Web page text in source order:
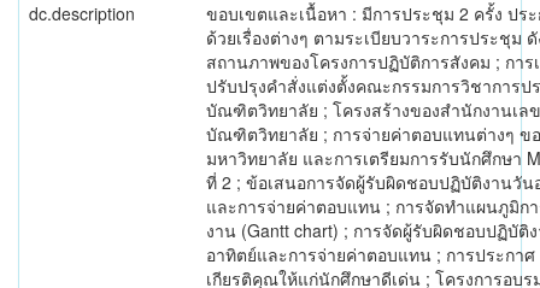
dc.description
ขอบเขตและเนื้อหา : มีการประชุม 2 ครั้ง ปร
ด้วยเรื่องต่างๆ ตามระเบียบวาระการประชุม
สถานภาพของโครงการปฏิบัติการสังคม ; การ
ปรับปรุงคำสั่งแต่งตั้งคณะกรรมการวิชาการป
บัณฑิตวิทยาลัย ; โครงสร้างของสำนักงานเล
บัณฑิตวิทยาลัย ; การจ่ายค่าตอบแทนต่างๆ ข
มหาวิทยาลัย และการเตรียมการรับนักศึกษา
ที่ 2 ; ข้อเสนอการจัดผู้รับผิดชอบปฏิบัติงานวัน
และการจ่ายค่าตอบแทน ; การจัดทำแผนภูมิก
งาน (Gantt chart) ; การจัดผู้รับผิดชอบปฏิบัติ
อาทิตย์และการจ่ายค่าตอบแทน ; การประกาศ
เกียรติคุณให้แก่นักศึกษาดีเด่น ; โครงการอบร